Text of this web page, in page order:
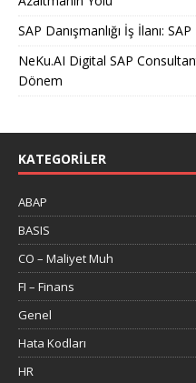
SAP Danışmanlığı İş İlanı:
NeKu.AI Digital SAP
Dönem
KATEGORILER
ABAP
BASIS
CO – Maliyet Muh
FI – Finans
Genel
Hata Kodları
HR